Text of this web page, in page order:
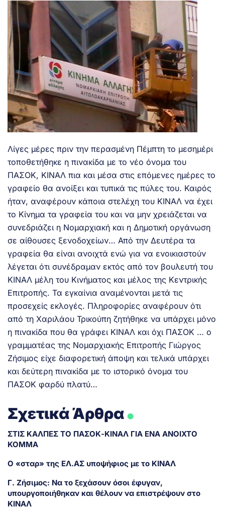
Λίγες μέρες πριν την περασμένη Πέμπτη το μεσημέρι
τοποθετήθηκε η πινακίδα με το νέο όνομα του
ΠΑΣΟΚ, ΚΙΝΑΛ πια και μέσα στις επόμενες ημέρες το
γραφείο θα ανοίξει και τυπικά τις πύλες του. Καιρός
ήταν, αναφέρουν κάποια στελέχη του ΚΙΝΑΛ να έχει
το Κίνημα τα γραφεία του και να μην χρειάζεται να
συνεδριάζει η Νομαρχιακή και η Δημοτική οργάνωση
σε αίθουσες ξενοδοχείων… Από την Δευτέρα τα
γραφεία θα είναι ανοιχτά ενώ για να ενοικιαστούν
λέγεται ότι συνέδραμαν εκτός από τον βουλευτή του
ΚΙΝΑΛ μέλη του Κινήματος και μέλος της Κεντρικής
Επιτροπής. Τα εγκαίνια αναμένονται μετά τις
προσεχείς εκλογές. Πληροφορίες αναφέρουν ότι
από τη Χαριλάου Τρικούπη ζητήθηκε να υπάρχει μόνο
η πινακίδα που θα γράφει ΚΙΝΑΛ και όχι ΠΑΣΟΚ … ο
γραμματέας της Νομαρχιακής Επιτροπής Γιώργος
Ζήσιμος είχε διαφορετική άποψη και τελικά υπάρχει
και δεύτερη πινακίδα με το ιστορικό όνομα του
ΠΑΣΟΚ φαρδύ πλατύ…
Σχετικά Άρθρα.
ΣΤΙΣ ΚΑΛΠΕΣ ΤΟ ΠΑΣΟΚ-ΚΙΝΑΛ ΓΙΑ ENA ANOIXTO
KOMMA
Ο «σταρ» της ΕΛ.ΑΣ υποψήφιος με το ΚΙΝΑΛ
Γ. Ζήσιμος: Να το ξεχάσουν όσοι έφυγαν,
υπουργοποιήθηκαν και θέλουν να επιστρέψουν στο
ΚΙΝΑΛ